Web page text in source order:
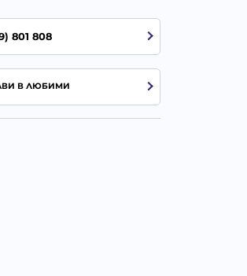
801 808
В ЛЮБИМИ